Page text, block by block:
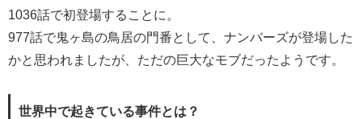
1036話で初登場することに。
977話で鬼ヶ島の鳥居の門番として、ナンバーズが登場した
かと思われましたが、ただの巨大なモブだったようです。
世界中で起きている事件とは？